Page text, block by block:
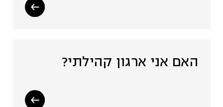
האם אני ארגון קהילתי?